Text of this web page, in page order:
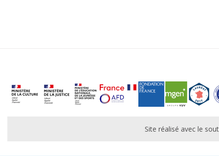
Site réalisé avec le